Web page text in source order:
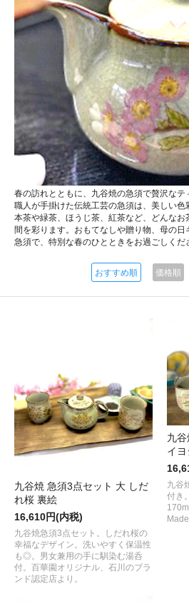
春の訪れとともに、九谷焼の急須で贅沢なテ
職人が手掛けた伝統工芸の急須は、美しい色
本茶や緑茶、ほうじ茶、紅茶など、どんな
間を彩ります。おもてなしや贈り物、母の
急須で、特別な春のひとときをお過ごしくだ
おすすめ順 価格順
九谷焼 急須3点セット 大 しだ
れ桜 裏絵
16,610円(内税)
九谷焼急須3点セット。しだれ桜の
幸福なデザイン。洗いやすく保温性
も◎。男女兼用の手に馴染む湯呑
付。百華園オリジナル、石川のブラ
ンド認定店より。
九
イ
九谷
付き